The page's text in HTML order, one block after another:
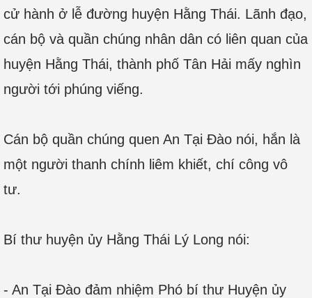
cử hành ở lễ đường huyện Hằng Thái. Lãnh đạo,
cán bộ và quần chúng nhân dân có liên quan của
huyện Hằng Thái, thành phố Tân Hải mấy nghìn
người tới phúng viếng.
Cán bộ quần chúng quen An Tại Đào nói, hắn là
một người thanh chính liêm khiết, chí công vô
tư.
Bí thư huyện ủy Hằng Thái Lý Long nói:
- An Tại Đào đảm nhiệm Phó bí thư Huyện ủy